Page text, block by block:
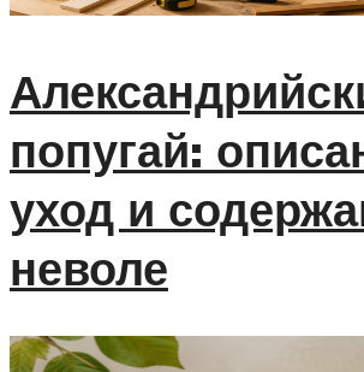
попугай:
уход и
неволе